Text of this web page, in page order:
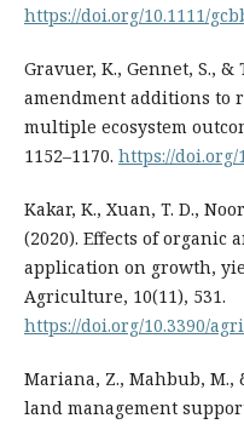
https://doi.org/10.1111/
Gravuer, K., Gennet, S.,
amendment additions to
multiple ecosystem
1152–1170. https://doi.org/
Kakar, K., Xuan, T. D.,
(2020). Effects of
application on growth,
Agriculture, 10(11), 531.
https://doi.org/10.3390/
Mariana, Z., Mahbub, M.,
land management